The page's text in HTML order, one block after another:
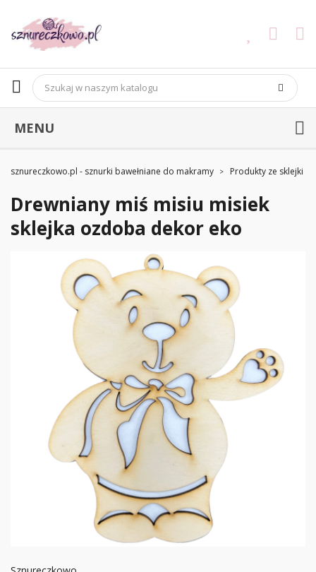
MENU
sznureczkowo.pl - sznurki bawełniane do makramy Produkty ze sklejki
Drewniany miś misiu misiek
sklejka ozdoba dekor eko